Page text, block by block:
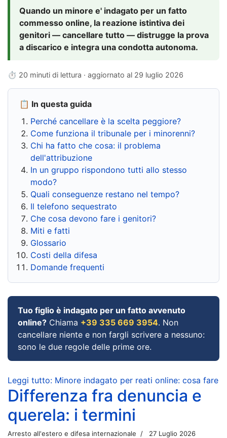
Quando un minore e' indagato per un fatto
commesso online, la reazione istintiva dei
genitori — cancellare tutto — distrugge la prova
a discarico e integra una condotta autonoma.
⏱ 20 minuti di lettura · aggiornato al 29 luglio 2026
📋 In questa guida
Perché cancellare è la scelta peggiore?
Come funziona il tribunale per i minorenni?
Chi ha fatto che cosa: il problema
dell'attribuzione
In un gruppo rispondono tutti allo stesso
modo?
Quali conseguenze restano nel tempo?
Il telefono sequestrato
Che cosa devono fare i genitori?
Miti e fatti
Glossario
Costi della difesa
Domande frequenti
Tuo figlio è indagato per un fatto avvenuto
online? Chiama +39 335 669 3954. Non
cancellare niente e non fargli scrivere a nessuno:
sono le due regole delle prime ore.
Leggi tutto: Minore indagato per reati online: cosa fare
Differenza fra denuncia e
querela: i termini
Arresto all'estero e difesa internazionale 27 Luglio 2026